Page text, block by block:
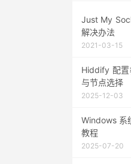
Just My
解决办法
2021-03-15
Hiddify 配
与节点选择
2025-12-03
Windows 系
教程
2025-07-20